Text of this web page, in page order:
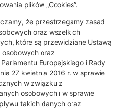
plików „Cookies”.
że przestrzegamy zasad
oraz wszelkich
które są przewidziane Ustawą
oraz
Europejskiego i Rady
27 kwietnia 2016 r. w sprawie
w związku z
osobowych i w sprawie
takich danych oraz